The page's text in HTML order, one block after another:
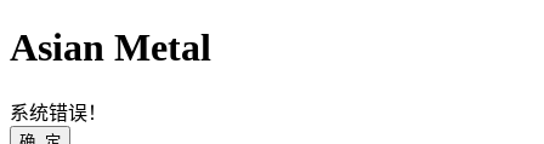
Asian Metal
系统错误！